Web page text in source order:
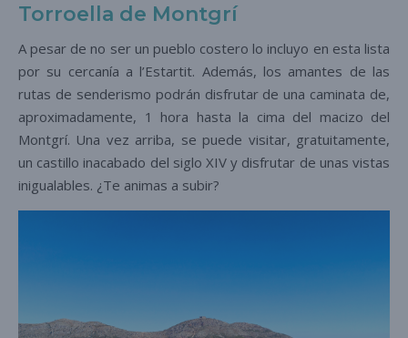
Torroella de Montgrí
A pesar de no ser un pueblo costero lo incluyo en esta lista
por su cercanía a l’Estartit. Además, los amantes de las
rutas de senderismo podrán disfrutar de una caminata de,
aproximadamente, 1 hora hasta la cima del macizo del
Montgrí. Una vez arriba, se puede visitar, gratuitamente,
un castillo inacabado del siglo XIV y disfrutar de unas vistas
inigualables. ¿Te animas a subir?